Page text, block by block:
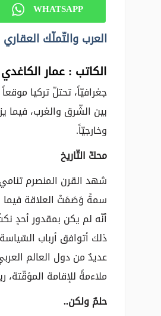
WHATSAPP
العرب والتّملّك
الكاتب : عمار الكاغدي
جغرافيّاً، تحتلّ تركيا
بين الشّرق والغرب، فيما
وخارجيّاً.
محكّ التّاريخ
شهد القرن المنصرم تنامي
سمةً وَصَمَتْ العلاقة فيما
أنّه لم يكن بمقدور أحدٍ
ذلك أتوافق أرباب
عديدٌ من دول العالم
ملاءمةً للإقامة
حلمٌ ولكن..